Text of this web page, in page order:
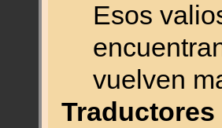
Esos
vuelven
Traductores